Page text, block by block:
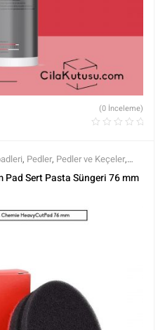
(0 İnceleme)
, Pedler, Pedler ve Keçeler,
, Tüm Ürünler
Pad Sert Pasta Süngeri 76 mm